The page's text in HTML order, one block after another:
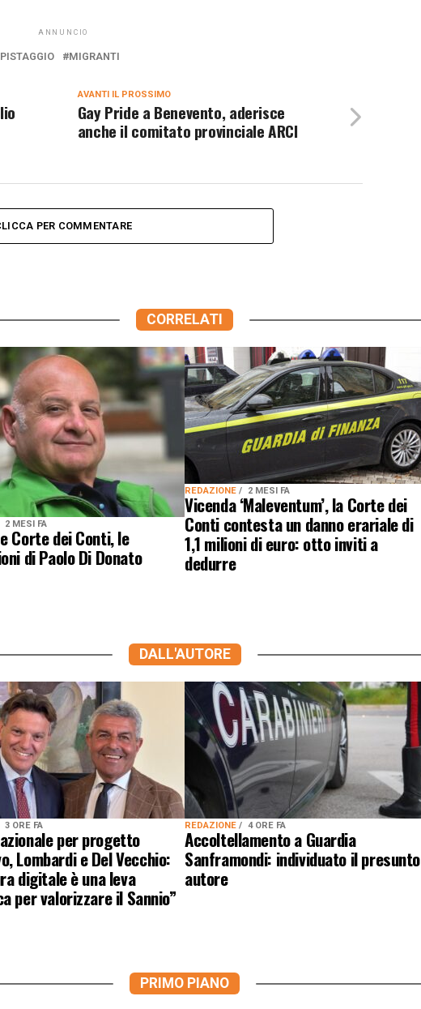
ANNUNCIO
MIGRANTI
AVANTI IL ​​PROSSIMO
Gay Pride a Benevento, aderisce
anche il comitato provinciale ARCI
PER COMMENTARE
CORRELATI
2 MESI FA
Corte dei Conti, le
di Paolo Di Donato
REDAZIONE 2 MESI FA
Vicenda ‘Maleventum’, la Corte dei
Conti contesta un danno erariale di
1,1 milioni di euro: otto inviti a
dedurre
DALL'AUTORE
3 ORE FA
per progetto
Lombardi e Del Vecchio:
digitale è una leva
per valorizzare il Sannio”
REDAZIONE 4 ORE FA
Accoltellamento a Guardia
Sanframondi: individuato il presunto
autore
PRIMO PIANO